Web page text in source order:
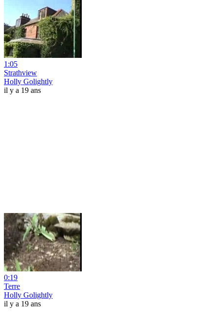
1:05
Strathview
Holly Golightly
il y a 19 ans
0:19
Terre
Holly Golightly
il y a 19 ans